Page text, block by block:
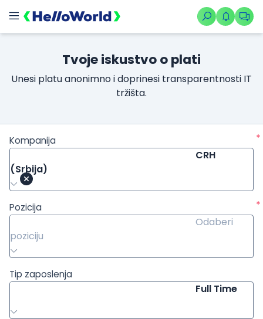
Tvoje iskustvo o plati
Unesi platu anonimno i doprinesi transparentnosti IT
tržišta.
Kompanija
*
CRH
(Srbija)
Pozicija
*
Odaberi
poziciju
Tip zaposlenja
Full Time